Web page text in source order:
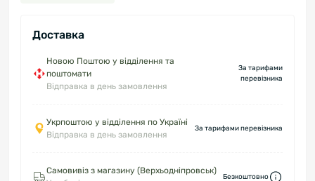
Доставка
Новою Поштою у відділення та
поштомати
Відправка в день замовлення
За тарифами
перевізника
Укрпоштою у відділення по Україні
Відправка в день замовлення
За тарифами перевізника
Самовивіз з магазину (Верхьодніпровськ)
Безкоштовно